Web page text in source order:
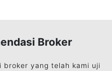
Broker
broker yang telah kami uji